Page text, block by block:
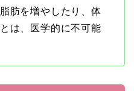
肪を増やしたり、体
は、医学的に不可能